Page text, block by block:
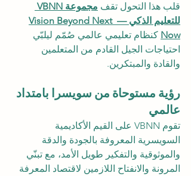
قلب هذا التحول تقف
للتعليم الذكي — Vision Beyond Next
Now كنظام تعليمي عالمي صُمّم ليلبّي
احتياجات الجيل القادم من المتعلمين
والقادة والمبتكرين.
رؤية مستوحاة من سويسرا بامتداد
عالمي
تقوم VBNN على القيم الأكاديمية
السويسرية المعروفة بالجودة والدقة
والموثوقية والتفكير طويل الأمد، مع تبنّي
المرونة والانفتاح اللازمين لاقتصاد المعرفة